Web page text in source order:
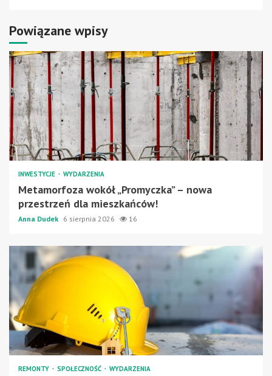
Powiązane wpisy
INWESTYCJE WYDARZENIA
Metamorfoza wokół „Promyczka” – nowa
przestrzeń dla mieszkańców!
Anna Dudek 6 sierpnia 2026 16
REMONTY SPOŁECZNOŚĆ WYDARZENIA